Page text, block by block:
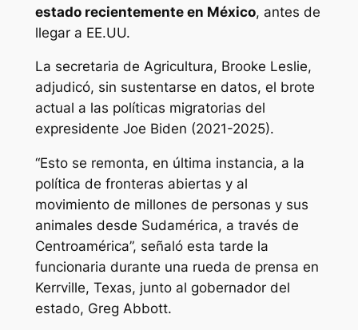
estado recientemente en México, antes de
llegar a EE.UU.
La secretaria de Agricultura, Brooke Leslie,
adjudicó, sin sustentarse en datos, el brote
actual a las políticas migratorias del
expresidente Joe Biden (2021-2025).
“Esto se remonta, en última instancia, a la
política de fronteras abiertas y al
movimiento de millones de personas y sus
animales desde Sudamérica, a través de
Centroamérica”, señaló esta tarde la
funcionaria durante una rueda de prensa en
Kerrville, Texas, junto al gobernador del
estado, Greg Abbott.